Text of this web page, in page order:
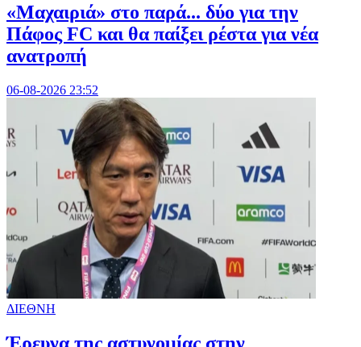
«Μαχαιριά» στο παρά... δύο για την
Πάφος FC και θα παίξει ρέστα για νέα
ανατροπή
06-08-2026 23:52
ΔΙΕΘΝΗ